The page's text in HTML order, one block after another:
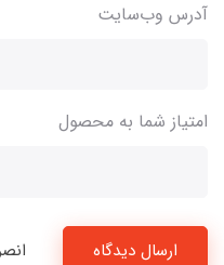
آدرس وب‌سایت
امتیاز شما به محصول
ارسال دیدگاه